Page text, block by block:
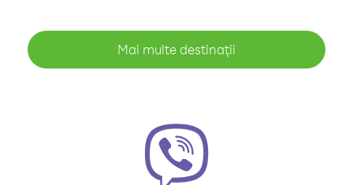
Mai multe destinații